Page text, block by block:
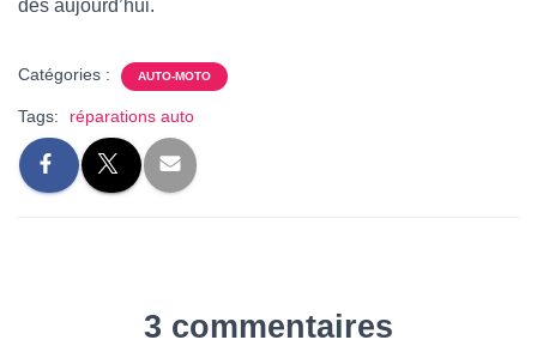
dès aujourd’hui.
Catégories : AUTO-MOTO
Tags: réparations auto
3 commentaires